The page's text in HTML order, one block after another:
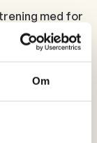
Om
med for
trening